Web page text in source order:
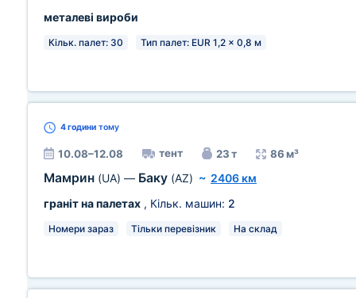
металеві вироби
Кільк. палет: 30 Тип палет: EUR 1,2 x 0,8 м
4 години тому
10.08–12.08 тент 23 т 86 м³
Мамрин (UA) — Баку (AZ) ~ 2406 км
граніт на палетах , Кільк. машин: 2
Номери зараз Тільки перевізник На склад